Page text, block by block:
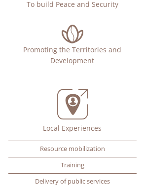
To build Peace and Security
Promoting the Territories and
Development
Local Experiences
Resource mobilization
Training
Delivery of public services